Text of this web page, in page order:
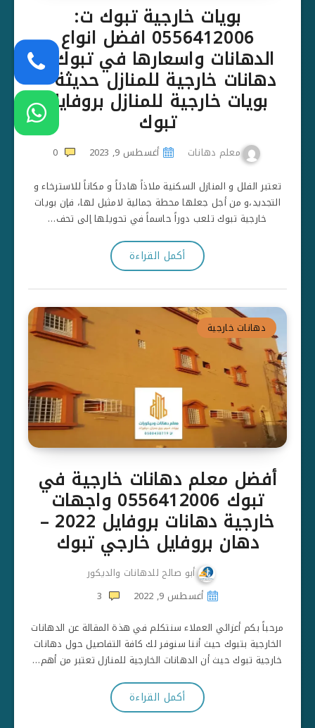
بويات خارجية تبوك ت:
0556412006 افضل انواع
الدهانات واسعارها في تبوك –
دهانات خارجية للمنازل حديثة –
بويات خارجية للمنازل بروفايل
تبوك
معلم دهانات أغسطس 9, 2023
0
تعتبر الفلل و المنازل السكنية ملاذاً هادئاً و مكاناً للاسترخاء و
التجديد،و من أجل جعلها محطة جمالية لامثيل لها، فإن بويات
خارجية تبوك تلعب دوراً حاسماً في تحويلها إلى تحف…
أكمل القراءة
دهانات خارجية
أفضل معلم دهانات خارجية في
تبوك 0556412006 واجهات
خارجية دهانات بروفايل 2022 –
دهان بروفايل خارجي تبوك
أبو صالح للدهانات والديكور
أغسطس 9, 2022
3
مرحباً بكم أعزائي العملاء سنتكلم في هذة المقالة عن الدهانات
الخارجية بتبوك حيث أننا سنوفر لك كافة التفاصيل حول دهانات
خارجية تبوك حيث أن الدهانات الخارجية للمنازل تعتبر من أهم…
أكمل القراءة